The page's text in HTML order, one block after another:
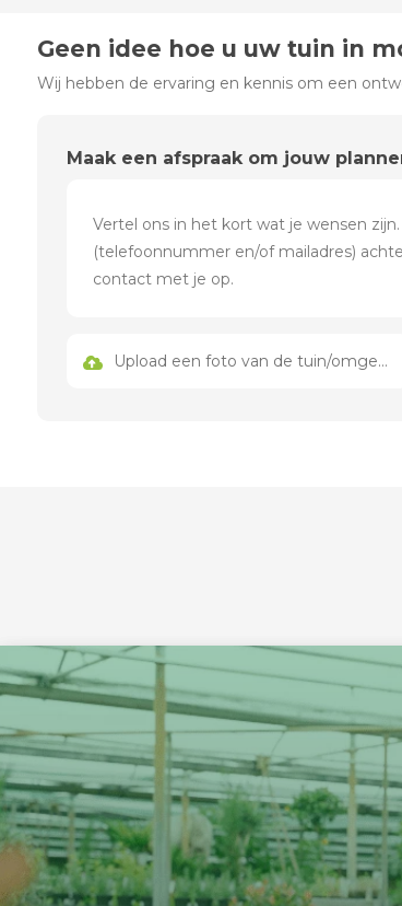
Geen idee hoe u uw tuin in
Wij hebben de ervaring en kennis om een
Maak een afspraak om jouw
Upload een foto van de tuin/omgeving